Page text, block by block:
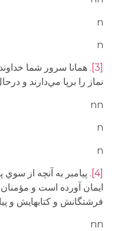
n
n
. همانا سرور شما
نماز را برپا مي‌دارند و
nn
n
n
[4]
. پيامبر به آنچه از
ايمان آورده است و
فرشتگانش و كتابهايش و
nn